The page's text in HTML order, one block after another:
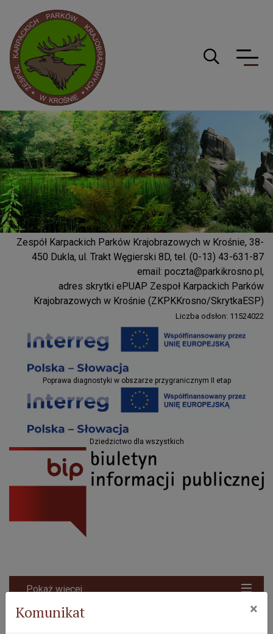
Projekty EU
Poprawa diagnostyki w obszarze przygranicznym II etap
Projekty EU
Dziedzictwo dla wszystkich
Zespół Karpackich Parków Krajobrazowych w Krośnie, 38-
450 Dukla, ul. Trakt Węgierski 8D, tel. (0-13) 43-631-87
email: poczta@parkikrosno.pl,
adres skrytki ePUAP Zespoł Karpackich Parków
Krajobrazowych w Krośnie (ZKPKKrosno/SkrytkaESP)
Liczba odsłon: 11524022
Parki Krosno
Logo serwisu
Pokaż więcej
Komunikat ×